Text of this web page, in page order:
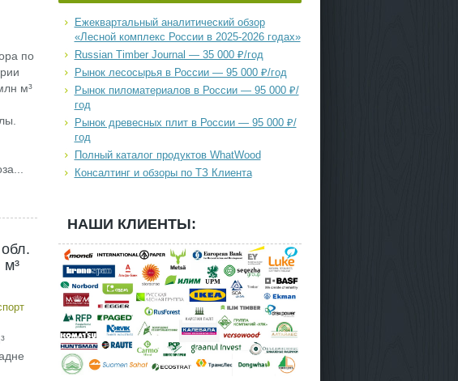
по
м³
м³
Ежеквартальный аналитический обзор
«Лесной комплекс России в 2025-2026 годах»
Russian Timber Journal — 35 000 ₽/год
Рынок лесосырья в России — 95 000 ₽/год
Рынок пиломатериалов в России — 95 000 ₽/
год
Рынок древесных плит в России — 95 000 ₽/
год
Полный каталог продуктов WhatWood
Консалтинг и обзоры по ТЗ Клиента
НАШИ КЛИЕНТЫ: